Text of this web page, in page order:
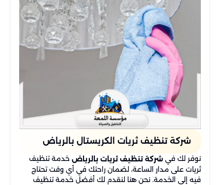
شركة تنظيف ثريات الكريستال بالرياض
نوفر لك في شركة تنظيف ثريات بالرياض خدمة تنظيف
ثريات على مدار الساعة، لضمان راحتك في أي وقت تحتاج
فيه إلى الخدمة. نحن هنا لنقدم لك أفضل خدمة تنظيف